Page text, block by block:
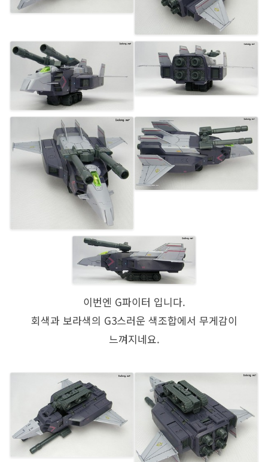
이번엔 G파이터 입니다.
회색과 보라색의 G3스러운 색조합에서 무게감이
느껴지네요.